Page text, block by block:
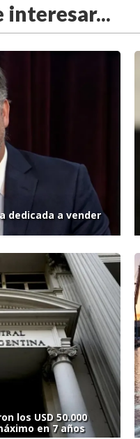
interesar...
dedicada a vender
los USD 50.000
en 7 años